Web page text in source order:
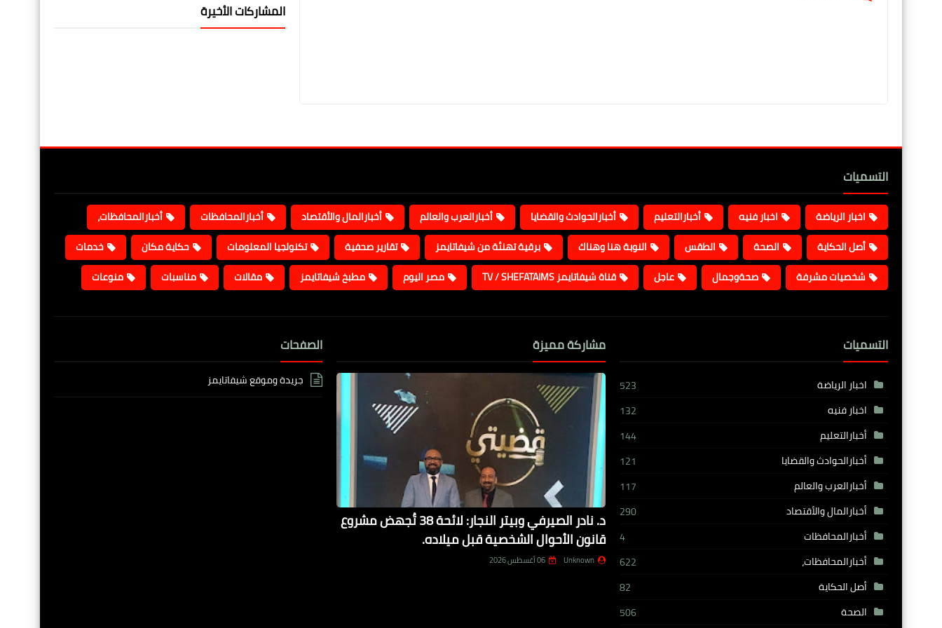
المشاركات الأخيرة
التسميات
اخبار الرياضة اخبار فنيه أخبارالتعليم أخبارالحوادث والقضايا أخبارالعرب والعالم أخبارالمال والأقتصاد أخبارالمحافظات
أخبارالمحافظات،
أصل الحكاية
الصحة الطقس النوبة هنا وهناك برقية تهنئة من شيفاتايمز تقارير صحفية تكنولجيا المعلومات حكاية مكان
خدمات
شخصيات مشرفة
صحةوجمال عاجل قناة شيفاتايمز TV / SHEFATAIMS مصر اليوم مطبخ شيفاتايمز مقالات مناسبات منوعات
التسميات
اخبار الرياضة
523
اخبار فنيه
132
أخبارالتعليم
144
أخبارالحوادث والقضايا
121
أخبارالعرب والعالم
117
أخبارالمال والأقتصاد
290
أخبارالمحافظات
4
أخبارالمحافظات،
622
أصل الحكاية
82
الصحة
506
مشاركة مميزة
د. نادر الصيرفي وبيتر النجار: لائحة 38 تُجهض مشروع
قانون الأحوال الشخصية قبل ميلاده.
Unknown 06 أغسطس 2026
الصفحات
جريدة وموقع شيفاتايمز